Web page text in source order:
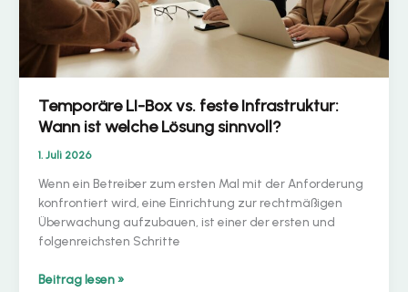
Temporäre LI-Box vs. feste Infrastruktur:
Wann ist welche Lösung sinnvoll?
1. Juli 2026
Wenn ein Betreiber zum ersten Mal mit der Anforderung
konfrontiert wird, eine Einrichtung zur rechtmäßigen
Überwachung aufzubauen, ist einer der ersten und
folgenreichsten Schritte
Temporäre
Beitrag lesen »